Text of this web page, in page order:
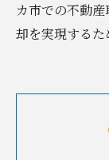
カ市での不動
却を実現するた